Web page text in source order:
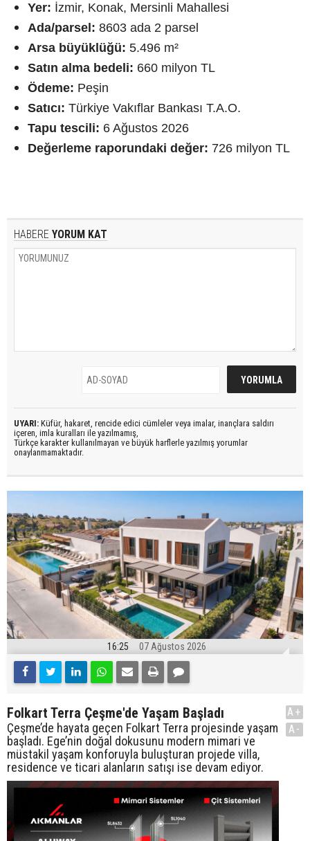
Yer: İzmir, Konak, Mersinli Mahallesi
Ada/parsel: 8603 ada 2 parsel
Arsa büyüklüğü: 5.496 m²
Satın alma bedeli: 660 milyon TL
Ödeme: Peşin
Satıcı: Türkiye Vakıflar Bankası T.A.O.
Tapu tescili: 6 Ağustos 2026
Değerleme raporundaki değer: 726 milyon TL
HABERE YORUM KAT
UYARI: Küfür, hakaret, rencide edici cümleler veya imalar, inançlara saldırı
içeren, imla kuralları ile yazılmamış,
Türkçe karakter kullanılmayan ve büyük harflerle yazılmış yorumlar
onaylanmamaktadır.
16:25 07 Ağustos 2026
Folkart Terra Çeşme'de Yaşam Başladı
Çeşme’de hayata geçen Folkart Terra projesinde yaşam
başladı. Ege’nin doğal dokusunu modern mimari ve
müstakil yaşam konforuyla buluşturan projede villa,
residence ve ticari alanların satışı ise devam ediyor.
A+
A-